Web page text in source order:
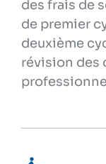
des frais de
de premier
deuxième
révision